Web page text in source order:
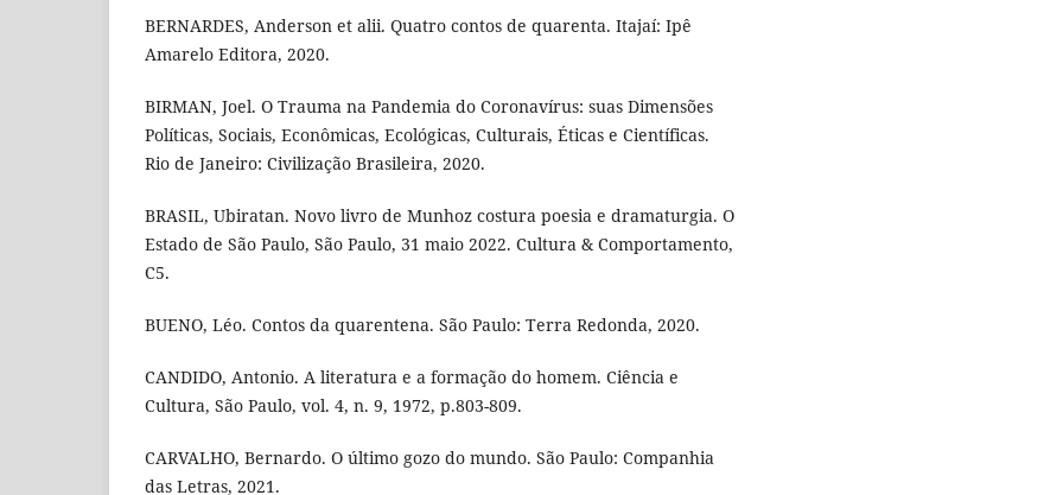
BERNARDES, Anderson et alii. Quatro contos de quarenta. Itajaí: Ipê
Amarelo Editora, 2020.
BIRMAN, Joel. O Trauma na Pandemia do Coronavírus: suas Dimensões
Políticas, Sociais, Econômicas, Ecológicas, Culturais, Éticas e Científicas.
Rio de Janeiro: Civilização Brasileira, 2020.
BRASIL, Ubiratan. Novo livro de Munhoz costura poesia e dramaturgia. O
Estado de São Paulo, São Paulo, 31 maio 2022. Cultura & Comportamento,
C5.
BUENO, Léo. Contos da quarentena. São Paulo: Terra Redonda, 2020.
CANDIDO, Antonio. A literatura e a formação do homem. Ciência e
Cultura, São Paulo, vol. 4, n. 9, 1972, p.803-809.
CARVALHO, Bernardo. O último gozo do mundo. São Paulo: Companhia
das Letras, 2021.